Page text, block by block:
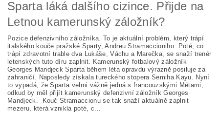
Sparta láká dalšího cizince. Přijde na
Letnou kamerunský záložník?
Pozice defenzivního záložníka. To je aktuální problém, který trápí
italského kouče pražské Sparty, Andreu Stramaccioniho. Poté, co
trápí zdravotní trable dva Lukáše, Váchu a Marečka, se snaží trenér
letenských tuto díru zaplnit. Kamerunský fotbalový záložník
Georges Mandjeck Sparta během léta opravdu výrazně posiluje za
zahraničí. Naposledy získala tureckého stopera Semiha Kayu. Nyní
to vypadá, že Sparta velmi vážně jedná s francouzskými Métami,
odkud by měl přijít kamerunský defenzivní záložník Georges
Mandjeck. Kouč Stramaccionu se tak snaží aktuálně zaplnit
mezeru, která vznikla poté, c...